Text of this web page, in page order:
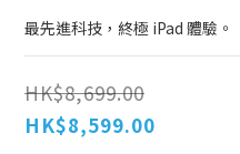
最先進科技，終﻿極 iPad 體﻿驗。
HK$8,699.00
HK$8,599.00